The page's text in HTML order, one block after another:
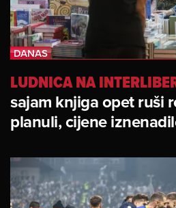
LUDNICA NA
sajam knjiga opet ruši
planuli, cijene